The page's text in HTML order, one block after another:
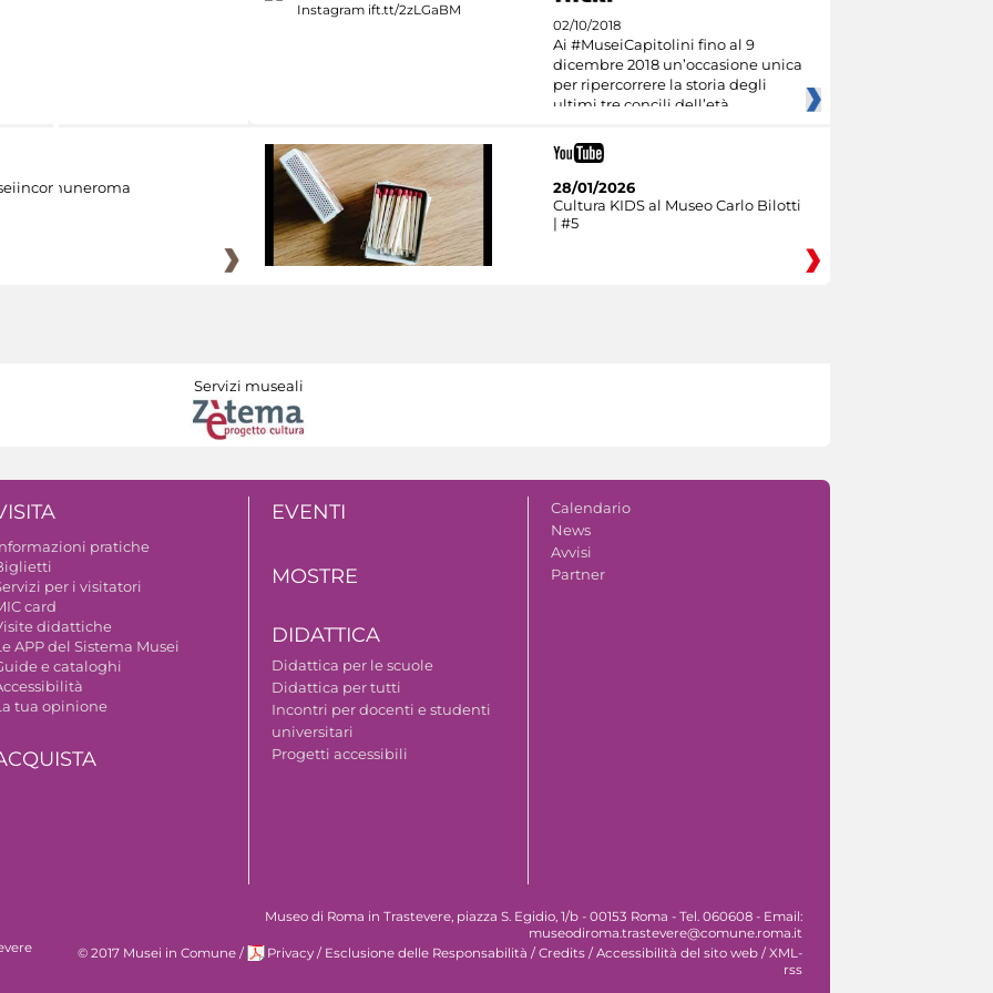
02/10/2018
Ai #MuseiCapitolini fino al 9
dicembre 2018 un’occasione unica
per ripercorrere la storia degli
ultimi tre concili dell’età
28/01/2026
Cultura KIDS al Museo Carlo Bilotti
| #5
Servizi museali
pratiche
per i visitatori
card
didattiche
APP del Sistema Musei
e cataloghi
tua opinione
EVENTI
MOSTRE
DIDATTICA
Didattica per le scuole
Didattica per tutti
Incontri per docenti e studenti
universitari
Progetti accessibili
Calendario
News
Avvisi
Partner
Museo di Roma in Trastevere, piazza S. Egidio, 1/b - 00153 Roma - Tel. 060608 - Email:
museodiroma.trastevere@comune.roma.it
© 2017 Musei in Comune / Privacy / Esclusione delle Responsabilità / Credits / Accessibilità del sito web / XML-
rss